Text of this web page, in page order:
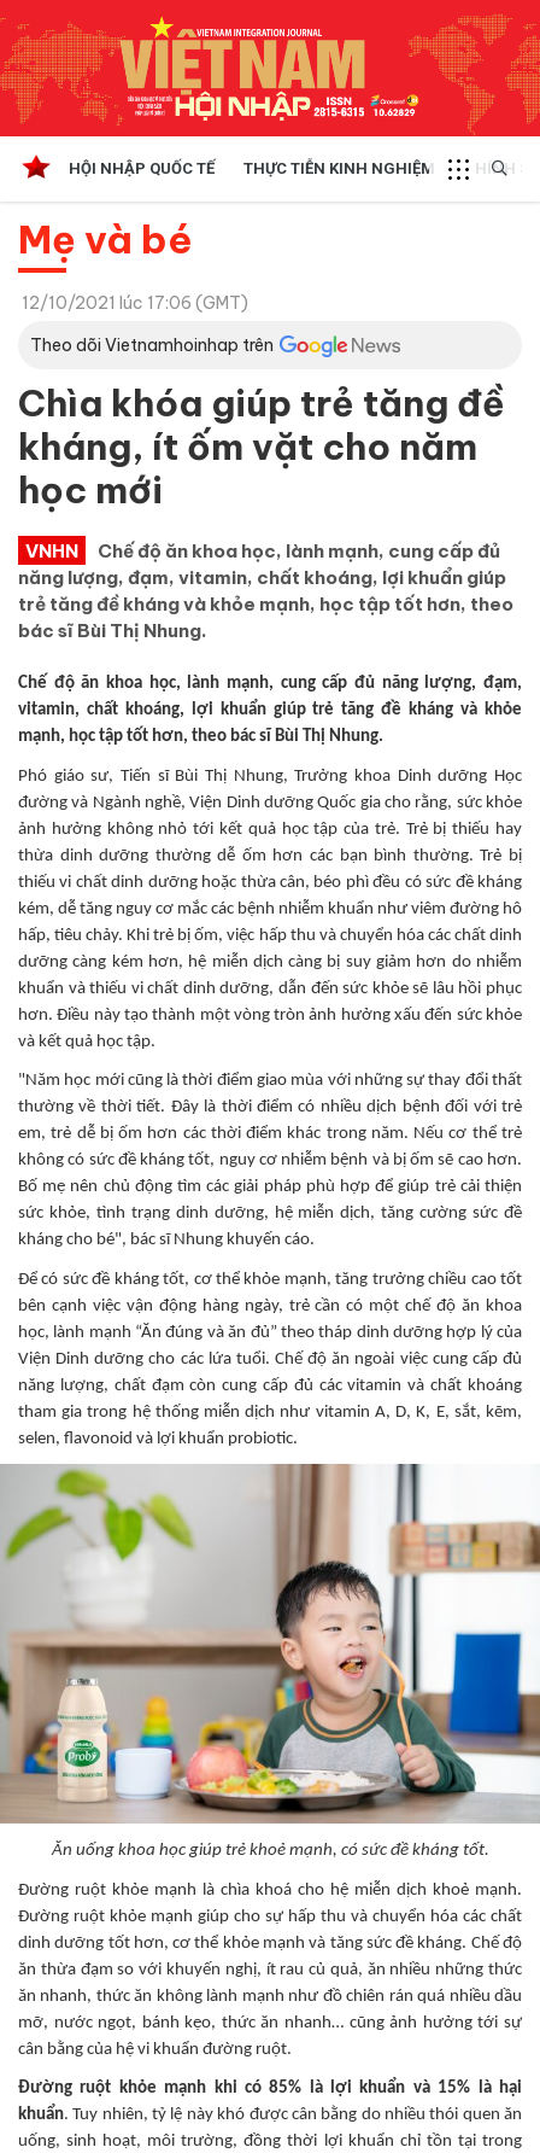
HỘI NHẬP QUỐC TẾ THỰC TIỄN KINH NGHIỆM CHÍNH
Mẹ và bé
12/10/2021 lúc 17:06 (GMT)
Theo dõi Vietnamhoinhap trên
Chìa khóa giúp trẻ tăng đề
kháng, ít ốm vặt cho năm
học mới
VNHN
Chế độ ăn khoa học, lành mạnh, cung cấp đủ
năng lượng, đạm, vitamin, chất khoáng, lợi khuẩn giúp
trẻ tăng đề kháng và khỏe mạnh, học tập tốt hơn, theo
bác sĩ Bùi Thị Nhung.
Chế độ ăn khoa học, lành mạnh, cung cấp đủ năng lượng, đạm,
vitamin, chất khoáng, lợi khuẩn giúp trẻ tăng đề kháng và khỏe
mạnh, học tập tốt hơn, theo bác sĩ Bùi Thị Nhung.
Phó giáo sư, Tiến sĩ Bùi Thị Nhung, Trưởng khoa Dinh dưỡng Học
đường và Ngành nghề, Viện Dinh dưỡng Quốc gia cho rằng, sức khỏe
ảnh hưởng không nhỏ tới kết quả học tập của trẻ. Trẻ bị thiếu hay
thừa dinh dưỡng thường dễ ốm hơn các bạn bình thường. Trẻ bị
thiếu vi chất dinh dưỡng hoặc thừa cân, béo phì đều có sức đề kháng
kém, dễ tăng nguy cơ mắc các bệnh nhiễm khuẩn như viêm đường hô
hấp, tiêu chảy. Khi trẻ bị ốm, việc hấp thu và chuyển hóa các chất dinh
dưỡng càng kém hơn, hệ miễn dịch càng bị suy giảm hơn do nhiễm
khuẩn và thiếu vi chất dinh dưỡng, dẫn đến sức khỏe sẽ lâu hồi phục
hơn. Điều này tạo thành một vòng tròn ảnh hưởng xấu đến sức khỏe
và kết quả học tập.
"Năm học mới cũng là thời điểm giao mùa với những sự thay đổi thất
thường về thời tiết. Đây là thời điểm có nhiều dịch bệnh đối với trẻ
em, trẻ dễ bị ốm hơn các thời điểm khác trong năm. Nếu cơ thể trẻ
không có sức đề kháng tốt, nguy cơ nhiễm bệnh và bị ốm sẽ cao hơn.
Bố mẹ nên chủ động tìm các giải pháp phù hợp để giúp trẻ cải thiện
sức khỏe, tình trạng dinh dưỡng, hệ miễn dịch, tăng cường sức đề
kháng cho bé", bác sĩ Nhung khuyến cáo.
Để có sức đề kháng tốt, cơ thể khỏe mạnh, tăng trưởng chiều cao tốt
bên cạnh việc vận động hàng ngày, trẻ cần có một chế độ ăn khoa
học, lành mạnh “Ăn đúng và ăn đủ” theo tháp dinh dưỡng hợp lý của
Viện Dinh dưỡng cho các lứa tuổi. Chế độ ăn ngoài việc cung cấp đủ
năng lượng, chất đạm còn cung cấp đủ các vitamin và chất khoáng
tham gia trong hệ thống miễn dịch như vitamin A, D, K, E, sắt, kẽm,
selen, flavonoid và lợi khuẩn probiotic.
Ăn uống khoa học giúp trẻ khoẻ mạnh, có sức đề kháng tốt.
Đường ruột khỏe mạnh là chìa khoá cho hệ miễn dịch khoẻ mạnh.
Đường ruột khỏe mạnh giúp cho sự hấp thu và chuyển hóa các chất
dinh dưỡng tốt hơn, cơ thể khỏe mạnh và tăng sức đề kháng. Chế độ
ăn thừa đạm so với khuyến nghị, ít rau củ quả, ăn nhiều những thức
ăn nhanh, thức ăn không lành mạnh như đồ chiên rán quá nhiều dầu
mỡ, nước ngọt, bánh kẹo, thức ăn nhanh… cũng ảnh hưởng tới sự
cân bằng của hệ vi khuẩn đường ruột.
Đường ruột khỏe mạnh khi có 85% là lợi khuẩn và 15% là hại
khuẩn. Tuy nhiên, tỷ lệ này khó được cân bằng do nhiều thói quen ăn
uống, sinh hoạt, môi trường, đồng thời lợi khuẩn chỉ tồn tại trong